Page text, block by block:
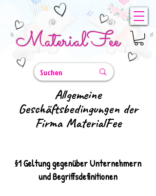
MaterialFee
Allgemeine
Geschäftsbedingungen der
Firma MaterialFee
§1 Geltung gegenüber Unternehmern
und Begriffsdefinitionen